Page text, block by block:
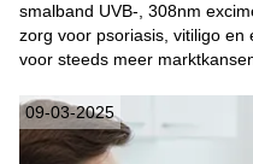
smalband UVB-, 308nm
zorg voor psoriasis, vitiligo
voor steeds meer
09-03-2025